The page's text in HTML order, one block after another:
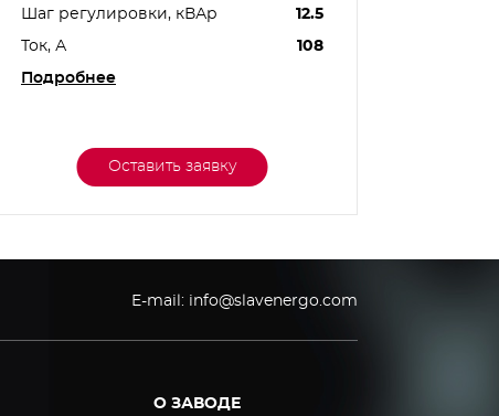
Шаг регулировки, кВАр 12.5
Ток, А 108
Подробнее
Оставить заявку
E-mail: info@slavenergo.com
О ЗАВОДЕ